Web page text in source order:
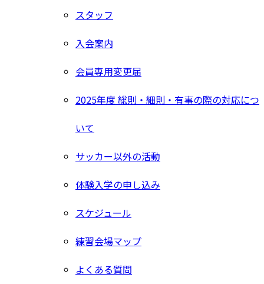
スタッフ
入会案内
会員専用変更届
2025年度 総則・細則・有事の際の対応につ
いて
サッカー以外の活動
体験入学の申し込み
スケジュール
練習会場マップ
よくある質問